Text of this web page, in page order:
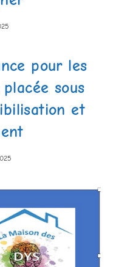
pour les
sous
et